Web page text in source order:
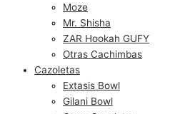
Moze
Mr. Shisha
ZAR Hookah GUFY
Otras Cachimbas
Cazoletas
Extasis Bowl
Gilani Bowl